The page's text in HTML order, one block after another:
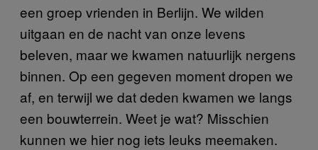
een groep vrienden in Berlijn. We wilden
uitgaan en de nacht van onze levens
beleven, maar we kwamen natuurlijk nergens
binnen. Op een gegeven moment dropen we
af, en terwijl we dat deden kwamen we langs
een bouwterrein. Weet je wat? Misschien
kunnen we hier nog iets leuks meemaken.